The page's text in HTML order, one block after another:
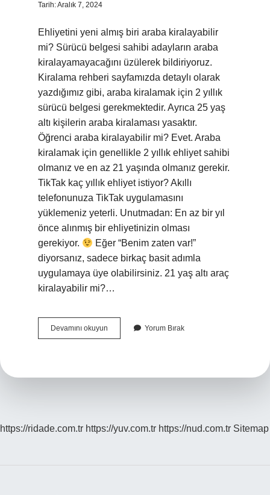
Tarih: Aralık 7, 2024
Ehliyetini yeni almış biri araba kiralayabilir
mi? Sürücü belgesi sahibi adayların araba
kiralayamayacağını üzülerek bildiriyoruz.
Kiralama rehberi sayfamızda detaylı olarak
yazdığımız gibi, araba kiralamak için 2 yıllık
sürücü belgesi gerekmektedir. Ayrıca 25 yaş
altı kişilerin araba kiralaması yasaktır.
Öğrenci araba kiralayabilir mi? Evet. Araba
kiralamak için genellikle 2 yıllık ehliyet sahibi
olmanız ve en az 21 yaşında olmanız gerekir.
TikTak kaç yıllık ehliyet istiyor? Akıllı
telefonunuza TikTak uygulamasını
yüklemeniz yeterli. Unutmadan: En az bir yıl
önce alınmış bir ehliyetinizin olması
gerekiyor.
Eğer “Benim zaten var!”
diyorsanız, sadece birkaç basit adımla
uygulamaya üye olabilirsiniz. 21 yaş altı araç
kiralayabilir mi?…
Devamını okuyun
Yıllık
Yorum Bırak
https://ridade.com.tr https://yuv.com.tr https://nud.com.tr Sitemap